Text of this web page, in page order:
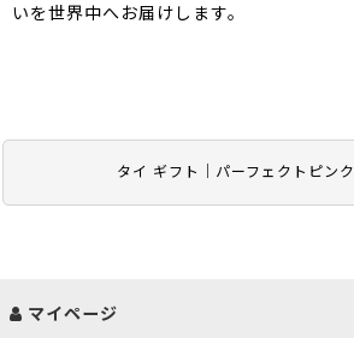
タイ ギフト｜パーフェクトピンク
いを世界中へお届けします。
マイページ